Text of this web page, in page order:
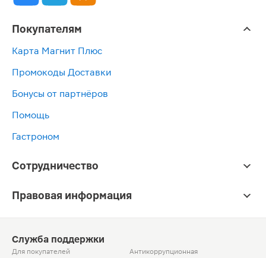
Покупателям
Карта Магнит Плюс
Промокоды Доставки
Бонусы от партнёров
Помощь
Гастроном
Сотрудничество
Правовая информация
Служба поддержки
Для покупателей
Антикоррупционная